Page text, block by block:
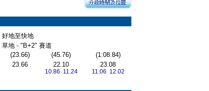
好地至快地
草地 - "B+2" 賽道
(23.66) (45.76)
(1:08.84)
23.66 22.10
10.86 11.24
23.08
11.06 12.02